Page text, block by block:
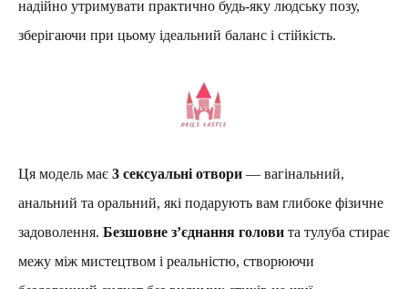
надійно утримувати практично будь-яку людську позу,
зберігаючи при цьому ідеальний баланс і стійкість.
Ця модель має 3 сексуальні отвори — вагінальний,
анальний та оральний, які подарують вам глибоке фізичне
задоволення. Безшовне з’єднання голови та тулуба стирає
межу між мистецтвом і реальністю, створюючи